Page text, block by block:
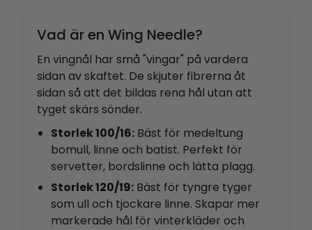
Vad är en Wing Needle?
En vingnål har små "vingar" på vardera
sidan av skaftet. De skjuter fibrerna åt
sidan så att det bildas rena hål utan att
tyget skärs sönder.
Storlek 100/16: Bäst för medeltung
bomull, linne och batist. Perfekt för
servetter, bordslinne och lätta plagg.
Storlek 120/19: Bäst för tyngre tyger
som ull och tjockare linne. Skapar mer
markerade hål för vinterkläder och